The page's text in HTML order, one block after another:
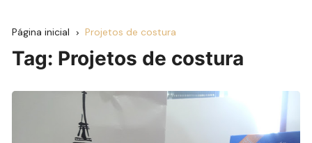
Página inicial Projetos de costura
Tag: Projetos de costura